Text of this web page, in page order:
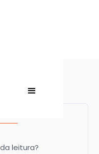
leitura?